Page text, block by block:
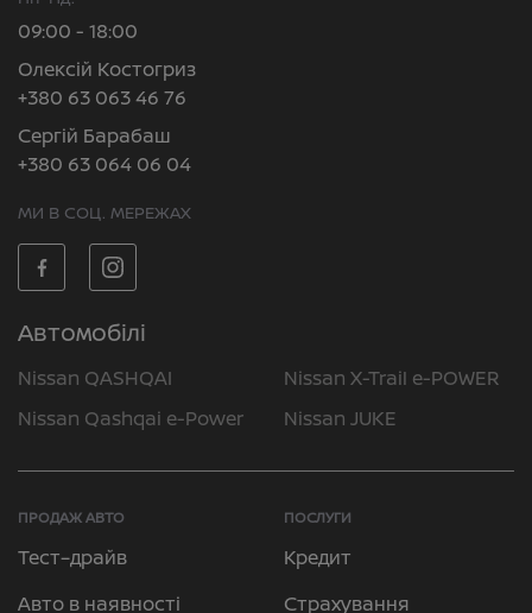
09:00 - 18:00
Олексій Костогриз
+380 63 063 46 76
Сергій Барабаш
+380 63 064 06 04
МИ В СОЦ. МЕРЕЖАХ
Автомобілі
Nissan QASHQAI
Nissan X-Trail e-POWER
Nissan Qashqai e-Power
Nissan JUKE
ПРОДАЖ АВТО
Тест–драйв
Авто в наявності
ПОСЛУГИ
Кредит
Страхування